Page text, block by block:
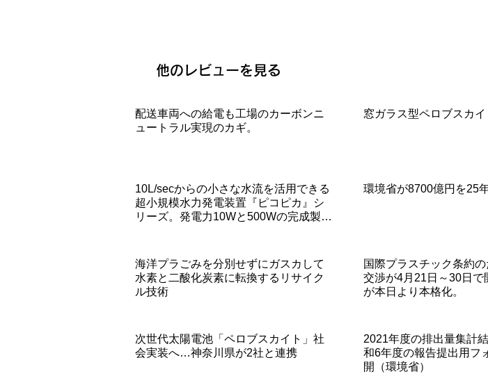
他のレビューを見る
配送車両への給電も工場のカーボンニ
ュートラル実現のカギ。
窓ガラス型ペロブスカ
10L/secからの小さな水流を活用できる
超小規模水力発電装置『ピコピカ』シ
リーズ。発電力10Wと500Wの完成製品
環境省が8700億円を25
海洋プラごみを分別せずにガスカして
水素と二酸化炭素に転換するリサイク
ル技術
国際プラスチック条約
交渉が4月21日～30日で
が本日より本格化。
次世代太陽電池「ペロブスカイト」社
会実装へ…神奈川県が2社と連携
2021年度の排出量集計
和6年度の報告提出用フ
開（環境省）